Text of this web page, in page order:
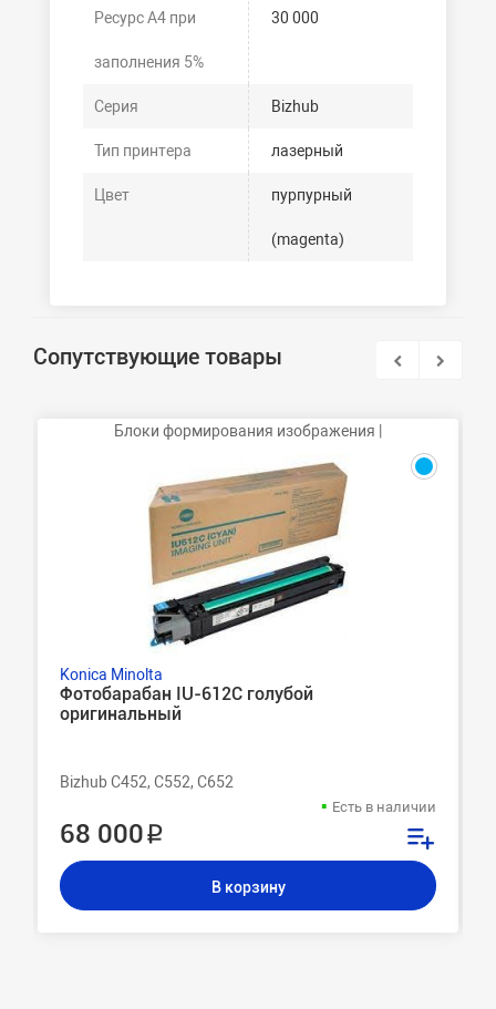
Ресурс А4 при
заполнения 5%
30 000
Серия Bizhub
Тип принтера лазерный
Цвет пурпурный
(magenta)
Сопутствующие товары
Блоки формирования изображения |
Konica Minolta
Фотобарабан IU-612C голубой
оригинальный
Bizhub C452, C552, C652
Есть в наличии
68 000 ₽
В корзину